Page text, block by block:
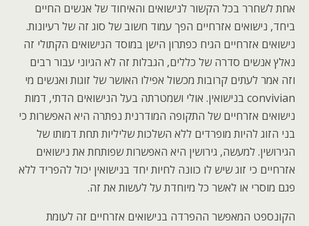
אחת לשחרר בכל הקשור לנישואים והאיחוד של אנשים החיים
ביחד, נישואים אזרחיים הפך עמוד חשוב של סוג זה של רעיונות.
נישואים אזרחיים הגיח כפתרון הישן במוסד הנישואים הקתולי זה
נאלץ אנשים סדרה של כללים, הגבלות זה לא הגיוני עבור רבים
וזה אמר לעתים קרובות מכשול אפילו האושר של זוגות ואנשים מי
convivian בנישואין. אולי ושמטרתה בעל הנישואים הדתי, דמות
נישואים אזרחיים של התקופה המודרנית נפתרה היא האפשרות כי
בני הזוג להיות מופרדים ללא השלכות שליליות תחת דמותו של
הגירושין. למעשה, גירושין היא האפשרות שפותחת את נישואים
אזרחיים כי זוג שיש לו כוונה לחיות יחד בנישואין יכול להפריד ללא
פגם מוסרי או לאשר כל מיוחדת על לעשות את זה.
הקונספט המאפשר ההפרדה בנישואים אזרחיים זה לעומת